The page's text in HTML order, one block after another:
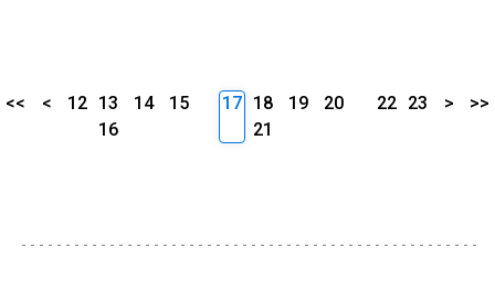
<< < 12 13 14
15
16
17 18 19
20
21
22 23 > >>